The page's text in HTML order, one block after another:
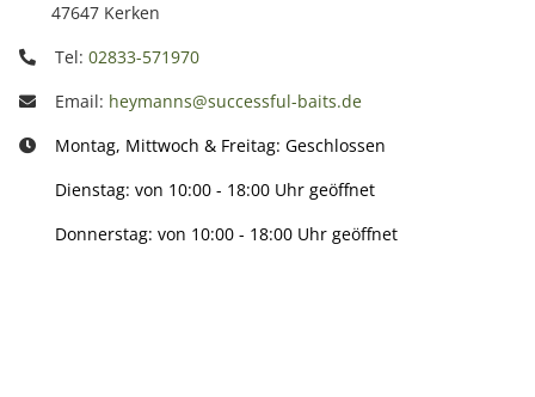
47647 Kerken
Tel: 02833-571970
Email: heymanns@successful-baits.de
Montag, Mittwoch & Freitag: Geschlossen
Dienstag: von 10:00 - 18:00 Uhr geöffnet
Donnerstag: von 10:00 - 18:00 Uhr geöffnet